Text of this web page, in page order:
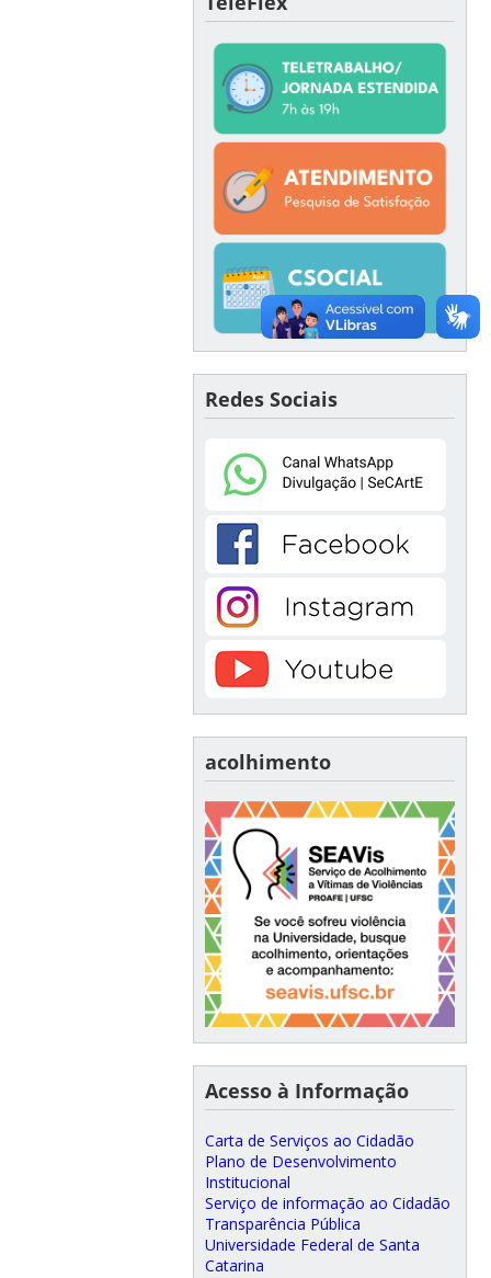
Redes Sociais
acolhimento
Acesso à Informação
Carta de Serviços ao Cidadão
Plano de Desenvolvimento
Institucional
Serviço de informação ao Cidadão
Transparência Pública
Universidade Federal de Santa
Catarina